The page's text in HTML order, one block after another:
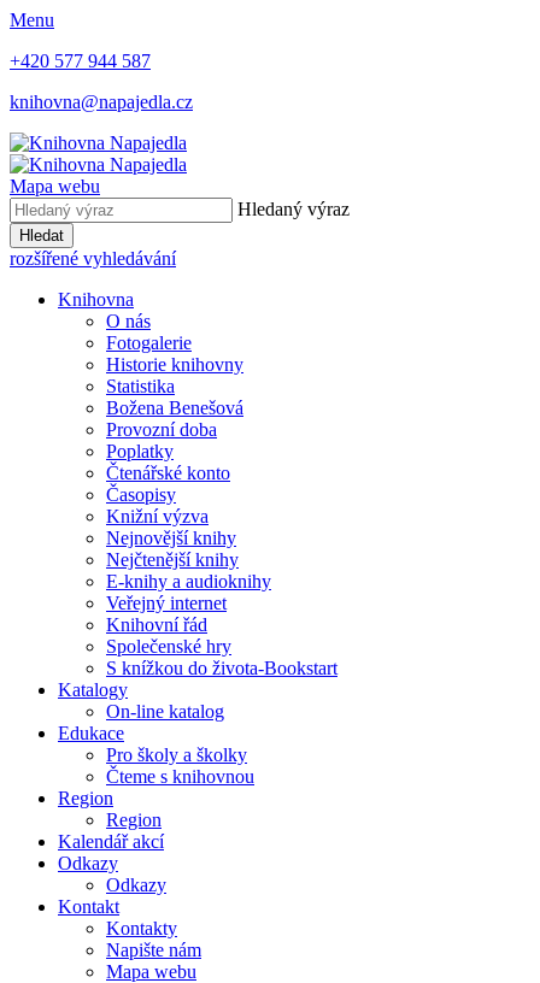
Menu
+420 577 944 587
knihovna@napajedla.cz
Mapa webu
Hledaný výraz
Hledat
rozšířené vyhledávání
Knihovna
O nás
Fotogalerie
Historie knihovny
Statistika
Božena Benešová
Provozní doba
Poplatky
Čtenářské konto
Časopisy
Knižní výzva
Nejnovější knihy
Nejčtenější knihy
E-knihy a audioknihy
Veřejný internet
Knihovní řád
Společenské hry
S knížkou do života-Bookstart
Katalogy
On-line katalog
Edukace
Pro školy a školky
Čteme s knihovnou
Region
Region
Kalendář akcí
Odkazy
Odkazy
Kontakt
Kontakty
Napište nám
Mapa webu